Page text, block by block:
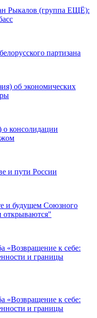
(группа ЕЩЁ):
партизана
об экономических
о консолидации
и пути России
и будущем Союзного
открываются"
«Возвращение к себе:
и границы
«Возвращение к себе:
и границы